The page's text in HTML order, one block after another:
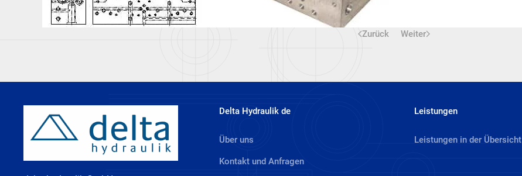
Zurück Weiter
Delta Hydraulik de
Über uns
Kontakt und Anfragen
Leistungen
Leistungen in der Übersicht